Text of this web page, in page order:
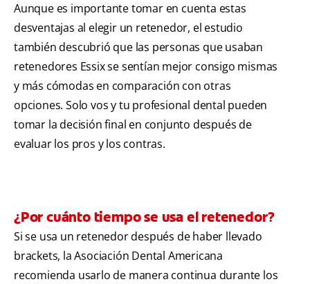
Aunque es importante tomar en cuenta estas
desventajas al elegir un retenedor, el estudio
también descubrió que las personas que usaban
retenedores Essix se sentían mejor consigo mismas
y más cómodas en comparación con otras
opciones. Solo vos y tu profesional dental pueden
tomar la decisión final en conjunto después de
evaluar los pros y los contras.
¿Por cuánto tiempo se usa el retenedor?
Si se usa un retenedor después de haber llevado
brackets, la Asociación Dental Americana
recomienda usarlo de manera continua durante los